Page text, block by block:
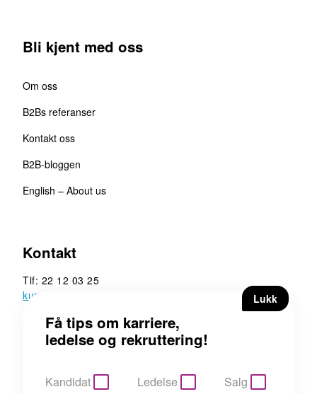
Bli kjent med oss
Om oss
B2Bs referanser
Kontakt oss
B2B-bloggen
English – About us
Kontakt
Tlf: 22 12 03 25
kunde@b2b.no
B2B Executive Search &
Rekruttering AS
Kandidat Ledelse Salg